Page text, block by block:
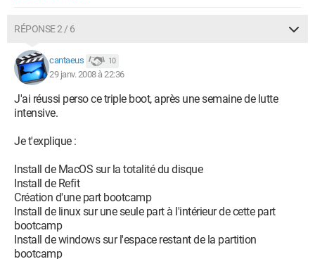
RÉPONSE 2 / 6
cantaeus 10
29 janv. 2008 à 22:36
J'ai réussi perso ce triple boot, après une semaine de lutte
intensive.
Je t'explique :
Install de MacOS sur la totalité du disque
Install de Refit
Création d'une part bootcamp
Install de linux sur une seule part à l'intérieur de cette part
bootcamp
Install de windows sur l'espace restant de la partition
bootcamp